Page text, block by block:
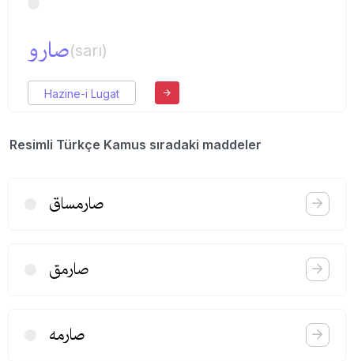
صارو(sarı)
Hazine-i Lugat
Resimli Türkçe Kamus sıradaki maddeler
صارمساق
صارمق
صارمه